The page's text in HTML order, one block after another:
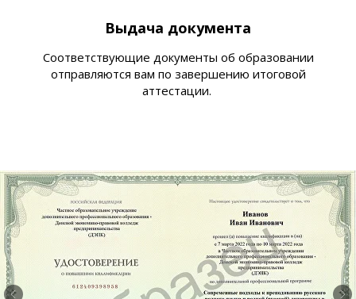
Выдача документа
Соответствующие документы об образовании
отправляются вам по завершению итоговой
аттестации.